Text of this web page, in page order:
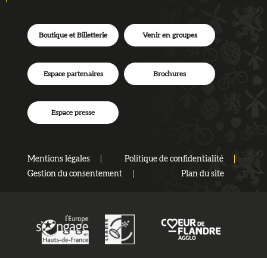
Mentions légales
Politique de confidentialité
Gestion du consentement
Plan du site
Boutique et Billetterie Venir en groupes
Espace partenaires Brochures
Espace presse